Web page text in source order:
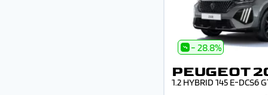
- 28.8%
PEUGEOT
1.2 HYBRID 145 E-DCS6